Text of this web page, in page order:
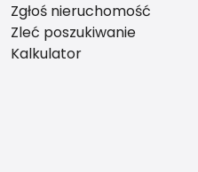
Zgłoś nieruchomość
Zleć poszukiwanie
Kalkulator